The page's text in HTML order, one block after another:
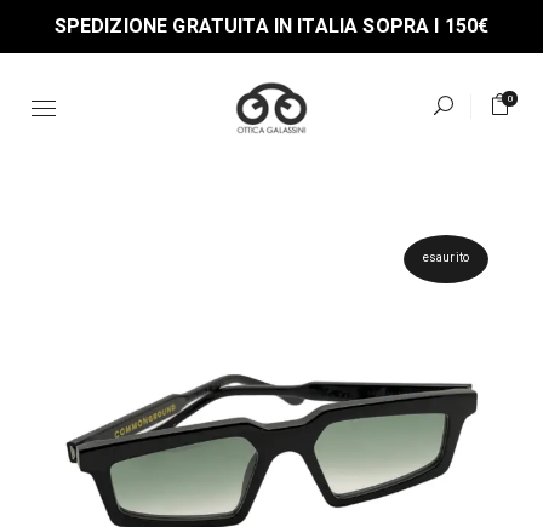
the
SPEDIZIONE GRATUITA IN ITALIA SOPRA I 150€
0
esaurito